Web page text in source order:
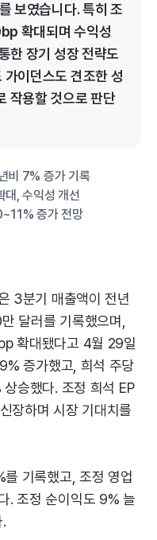
보였습니다. 특히 조
확대되며 수익성
한 장기 성장 전략도
이던스도 견조한 성
작용할 것으로 판단
비 7% 증가 기록
, 수익성 개선
증가 전망
3분기 매출액이 전년
달러를 기록했으며,
확대됐다고 4월 29일
증가했고, 희석 주당
승했다. 조정 희석 EP
장하며 시장 기대치를
기록했고, 조정 영업
. 조정 순이익도 9% 늘